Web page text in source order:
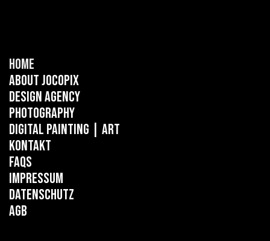
Home
About Jocopix
Design Agency
Photography
Digital Painting | ART
Kontakt
FAQs
Impressum
Datenschutz
AGB